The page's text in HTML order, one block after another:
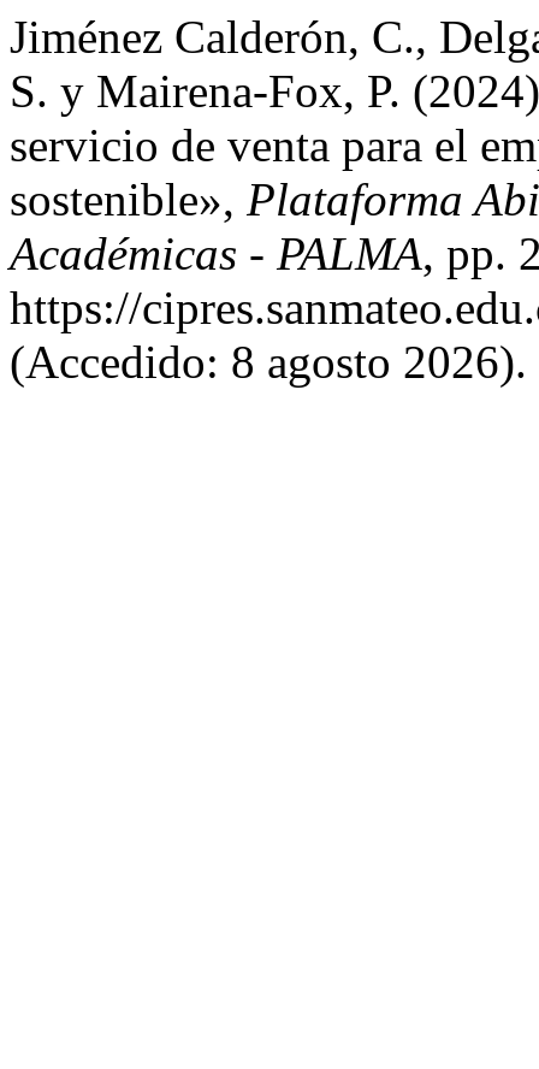
Jiménez Calderón, C.,
S. y Mairena-Fox, P.
servicio de venta para el
sostenible», Plataforma
Académicas - PALMA, pp.
https://
(Accedido: 8 agosto 2026).